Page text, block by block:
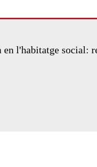
l'habitatge social: